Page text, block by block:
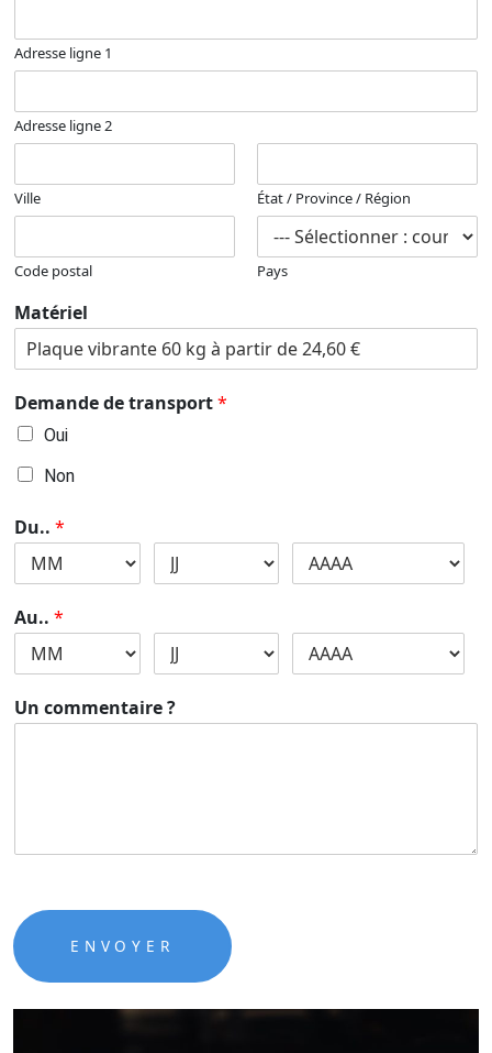
Adresse ligne 1
Adresse ligne 2
Ville État / Province / Région
Code postal Pays
Matériel
Demande de transport*
Oui
Non
Du.. *
Au.. *
Un commentaire ?
ENVOYER